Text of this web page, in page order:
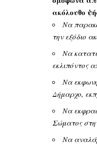
ακόλουθο
Να
την εξόδιο
Να
εκλιπόντος
Να
Δήμαρχο,
Να
Σώματος
Να